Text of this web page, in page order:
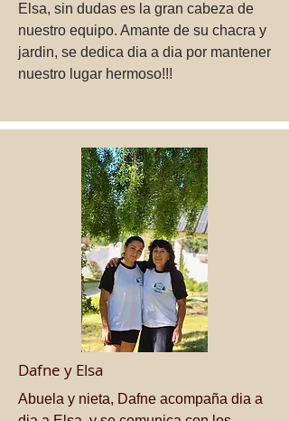
Elsa, sin dudas es la gran cabeza de
nuestro equipo. Amante de su chacra y
jardin, se dedica dia a dia por mantener
nuestro lugar hermoso!!!
Dafne y Elsa
Abuela y nieta, Dafne acompaña dia a